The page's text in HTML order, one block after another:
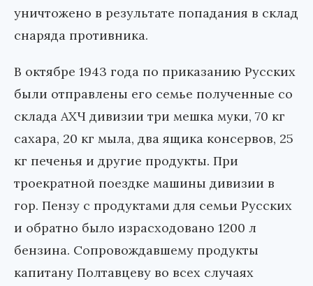
уничтожено в результате попадания в склад
снаряда противника.
В октябре 1943 года по приказанию Русских
были отправлены его семье полученные со
склада АХЧ дивизии три мешка муки, 70 кг
сахара, 20 кг мыла, два ящика консервов, 25
кг печенья и другие продукты. При
троекратной поездке машины дивизии в
гор. Пензу с продуктами для семьи Русских
и обратно было израсходовано 1200 л
бензина. Сопровождавшему продукты
капитану Полтавцеву во всех случаях